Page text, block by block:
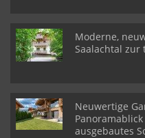
Moderne,
Saalachtal zur
Neuwertige
ausgebautes